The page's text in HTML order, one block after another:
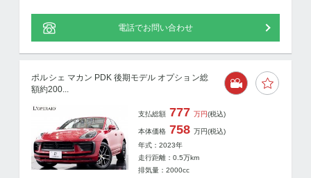
電話でお問い合わせ
ポルシェ マカン PDK 後期モデル オプション総
額約200...
支払総額 777 万円(税込)
本体価格 758 万円(税込)
年式：2023年
走行距離：0.5万km
排気量：2000cc